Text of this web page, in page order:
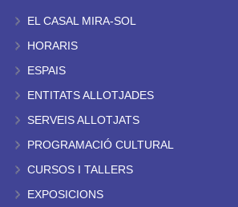
EL CASAL MIRA-SOL
HORARIS
ESPAIS
ENTITATS ALLOTJADES
SERVEIS ALLOTJATS
PROGRAMACIÓ CULTURAL
CURSOS I TALLERS
EXPOSICIONS